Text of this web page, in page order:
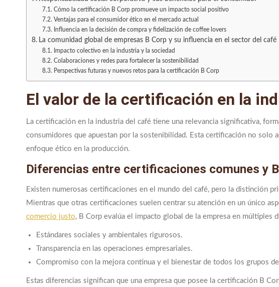
Cómo la certificación B Corp promueve un impacto social positivo
Ventajas para el consumidor ético en el mercado actual
Influencia en la decisión de compra y fidelización de coffee lovers
La comunidad global de empresas B Corp y su influencia en el sector del café
Impacto colectivo en la industria y la sociedad
Colaboraciones y redes para fortalecer la sostenibilidad
Perspectivas futuras y nuevos retos para la certificación B Corp
El valor de la certificación en la
La certificación en la industria del café tiene una relevancia significativa,
consumidores que apuestan por la sostenibilidad. Esta certificación no solo
enfoque ético en la producción.
Diferencias entre certificaciones comunes y
Existen numerosas certificaciones en el mundo del café, pero la distinción
Mientras que otras certificaciones suelen centrar su atención en un único
comercio justo, B Corp evalúa el impacto global de la empresa en múltiples
Estándares sociales y ambientales rigurosos.
Transparencia en las operaciones empresariales.
Compromiso con la mejora continua y el bienestar de todos los grupos
Estas diferencias significan que una empresa que posee la certificación B